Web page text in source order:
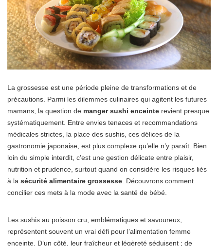
La grossesse est une période pleine de transformations et de
précautions. Parmi les dilemmes culinaires qui agitent les futures
mamans, la question de manger sushi enceinte revient presque
systématiquement. Entre envies tenaces et recommandations
médicales strictes, la place des sushis, ces délices de la
gastronomie japonaise, est plus complexe qu’elle n’y paraît. Bien
loin du simple interdit, c’est une gestion délicate entre plaisir,
nutrition et prudence, surtout quand on considère les risques liés
à la sécurité alimentaire grossesse. Découvrons comment
concilier ces mets à la mode avec la santé de bébé.
Les sushis au poisson cru, emblématiques et savoureux,
représentent souvent un vrai défi pour l’alimentation femme
enceinte. D’un côté, leur fraîcheur et légèreté séduisent ; de